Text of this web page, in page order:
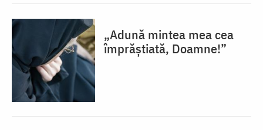
„Adună mintea mea cea
împrăștiată, Doamne!”